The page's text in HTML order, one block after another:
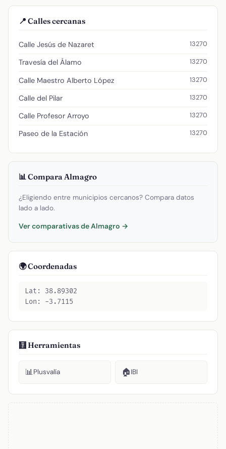
📍 Calles cercanas
Calle Jesús de Nazaret 13270
Travesía del Álamo 13270
Calle Maestro Alberto López 13270
Calle del Pilar 13270
Calle Profesor Arroyo 13270
Paseo de la Estación 13270
📊 Compara Almagro
¿Eligiendo entre municipios cercanos? Compara datos
lado a lado.
Ver comparativas de Almagro →
🌍 Coordenadas
Lat: 38.89302
Lon: -3.7115
🧮 Herramientas
📊Plusvalía 🏠IBI